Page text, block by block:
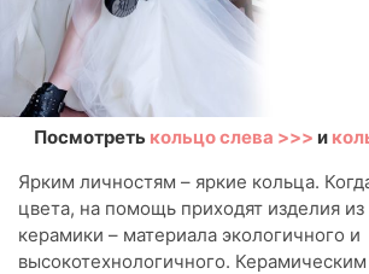
Посмотреть кольцо слева >>> и
Ярким личностям – яркие кольца.
цвета, на помощь приходят изделия
керамики – материала экологичного и
высокотехнологичного.